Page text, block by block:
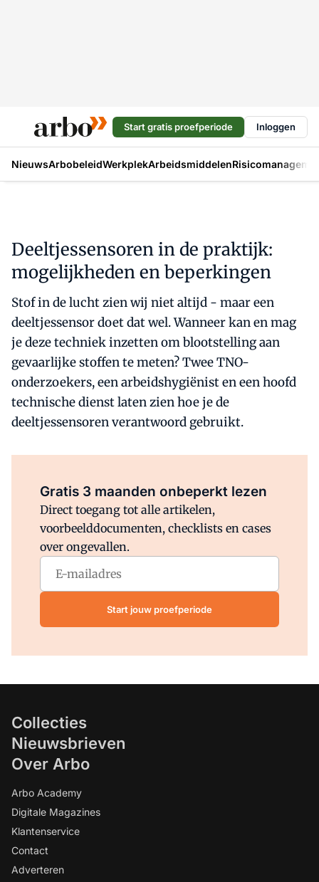
Start gratis proefperiode Inloggen
NieuwsArbobeleidWerkplekArbeidsmiddelen
Deeltjessensoren in de praktijk:
mogelijkheden en beperkingen
Stof in de lucht zien wij niet altijd - maar een
deeltjessensor doet dat wel. Wanneer kan en mag
je deze techniek inzetten om blootstelling aan
gevaarlijke stoffen te meten? Twee TNO-
onderzoekers, een arbeidshygiënist en een hoofd
technische dienst laten zien hoe je de
deeltjessensoren verantwoord gebruikt.
Gratis 3 maanden onbeperkt lezen
Direct toegang tot alle artikelen,
voorbeelddocumenten, checklists en cases
over ongevallen.
Start jouw proefperiode
Collecties
Nieuwsbrieven
Over Arbo
Arbo Academy
Digitale Magazines
Klantenservice
Contact
Adverteren